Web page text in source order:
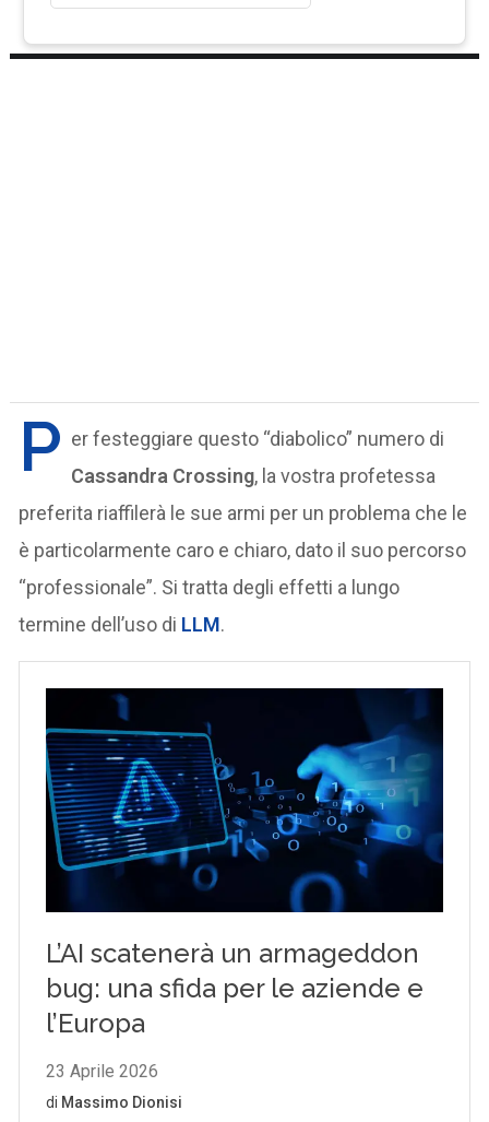
P er festeggiare questo “diabolico” numero di
Cassandra Crossing, la vostra profetessa
preferita riaffilerà le sue armi per un problema che le
è particolarmente caro e chiaro, dato il suo percorso
“professionale”. Si tratta degli effetti a lungo
termine dell’uso di LLM.